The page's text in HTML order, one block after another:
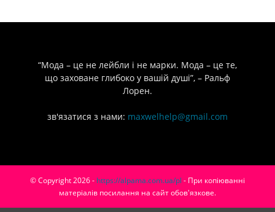
“Мода – це не лейбли і не марки. Мода – це те,
що заховане глибоко у вашій душі”, – Ральф
Лорен.
зв'язатися з нами: maxwelhelp@gmail.com
© Copyright 2026 - https://alpama.com.ua/pl - При копіюванні
матеріалів посилання на сайт обов'язкове.